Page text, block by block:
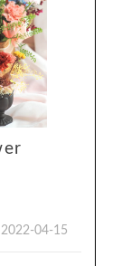
2022-04-15